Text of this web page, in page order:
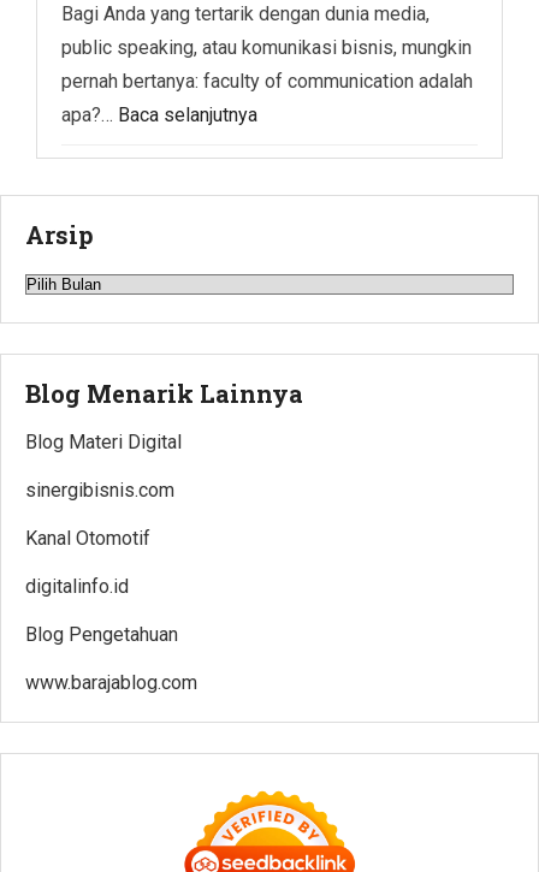
Bagi Anda yang tertarik dengan dunia media,
public speaking, atau komunikasi bisnis, mungkin
pernah bertanya: faculty of communication adalah
apa?… Baca selanjutnya
Arsip
Arsip
Blog Menarik Lainnya
Blog Materi Digital
sinergibisnis.com
Kanal Otomotif
digitalinfo.id
Blog Pengetahuan
www.barajablog.com